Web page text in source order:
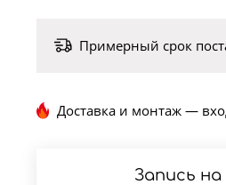
Примерный срок
Доставка и монтаж —
Запись